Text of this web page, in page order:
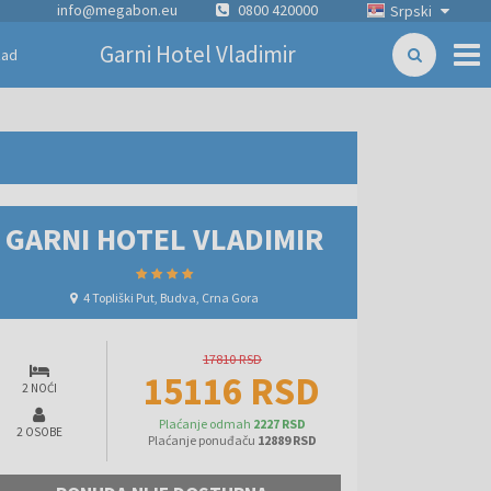
Srpski
info@megabon.eu 0800 420000
Garni Hotel Vladimir
GARNI HOTEL VLADIMIR
4 Topliški Put, Budva, Crna Gora
2 NOĆI
2 OSOBE
17810 RSD
15116 RSD
Plaćanje odmah 2227 RSD
Plaćanje ponuđaču 12889 RSD